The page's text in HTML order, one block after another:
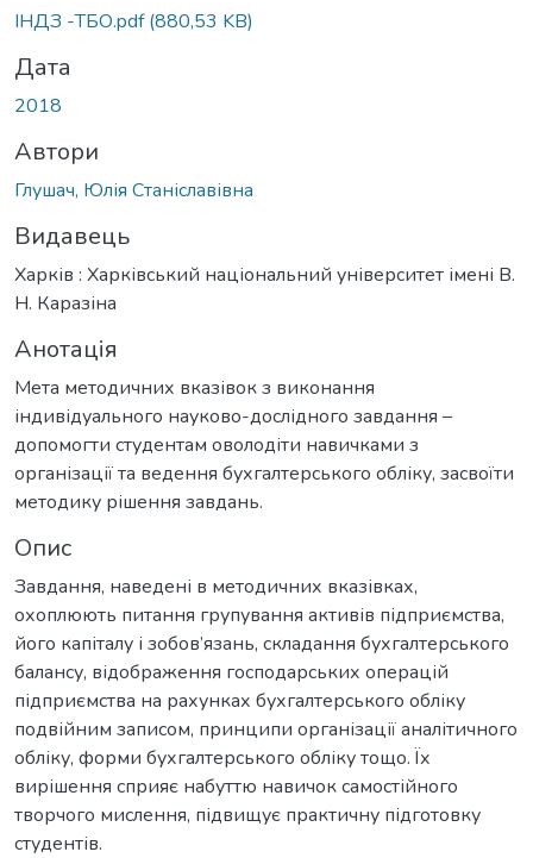
ІНДЗ -ТБО.pdf(880,53 KB)
Дата
2018
Автори
Глушач, Юлія Станіславівна
Видавець
Харків : Харківський національний університет імені В.
Н. Каразіна
Анотація
Мета методичних вказівок з виконання
індивідуального науково-дослідного завдання –
допомогти студентам оволодіти навичками з
організації та ведення бухгалтерського обліку, засвоїти
методику рішення завдань.
Опис
Завдання, наведені в методичних вказівках,
охоплюють питання групування активів підприємства,
його капіталу і зобов’язань, складання бухгалтерського
балансу, відображення господарських операцій
підприємства на рахунках бухгалтерського обліку
подвійним записом, принципи організації аналітичного
обліку, форми бухгалтерського обліку тощо. Їх
вирішення сприяє набуттю навичок самостійного
творчого мислення, підвищує практичну підготовку
студентів.